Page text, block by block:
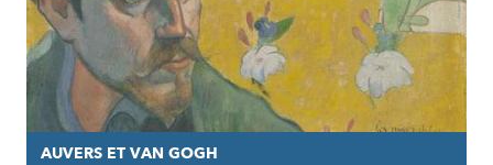
AUVERS ET VAN GOGH